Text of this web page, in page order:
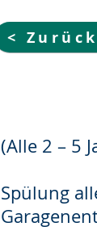
< Zurück
(Alle 2 – 5
Spülung